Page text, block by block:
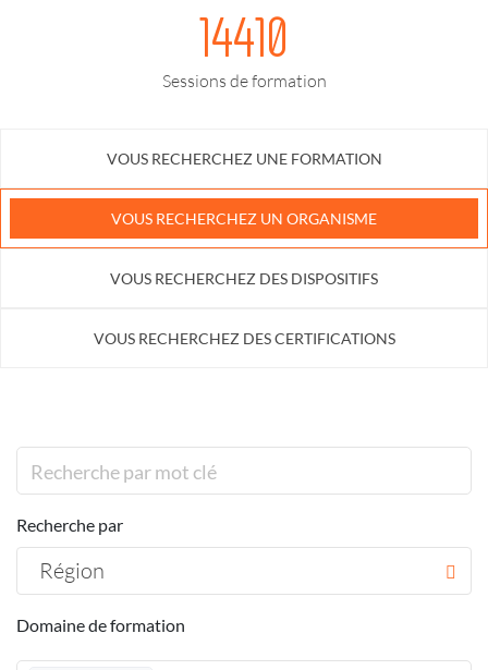
14410
Sessions de formation
VOUS RECHERCHEZ UNE FORMATION
VOUS RECHERCHEZ UN ORGANISME
VOUS RECHERCHEZ DES DISPOSITIFS
VOUS RECHERCHEZ DES CERTIFICATIONS
Recherche par
Région
Domaine de formation